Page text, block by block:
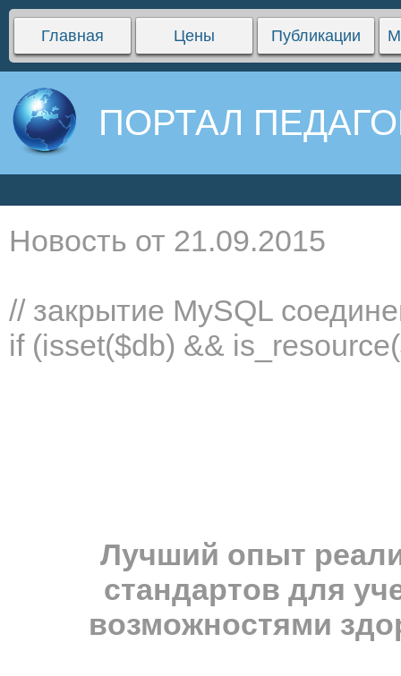
Главная Цены Публикации
ПОРТАЛ
Новость от 21.09.2015
// закрытие MySQL
if (isset($db) &&
Лучший опыт
стандартов для
возможностями